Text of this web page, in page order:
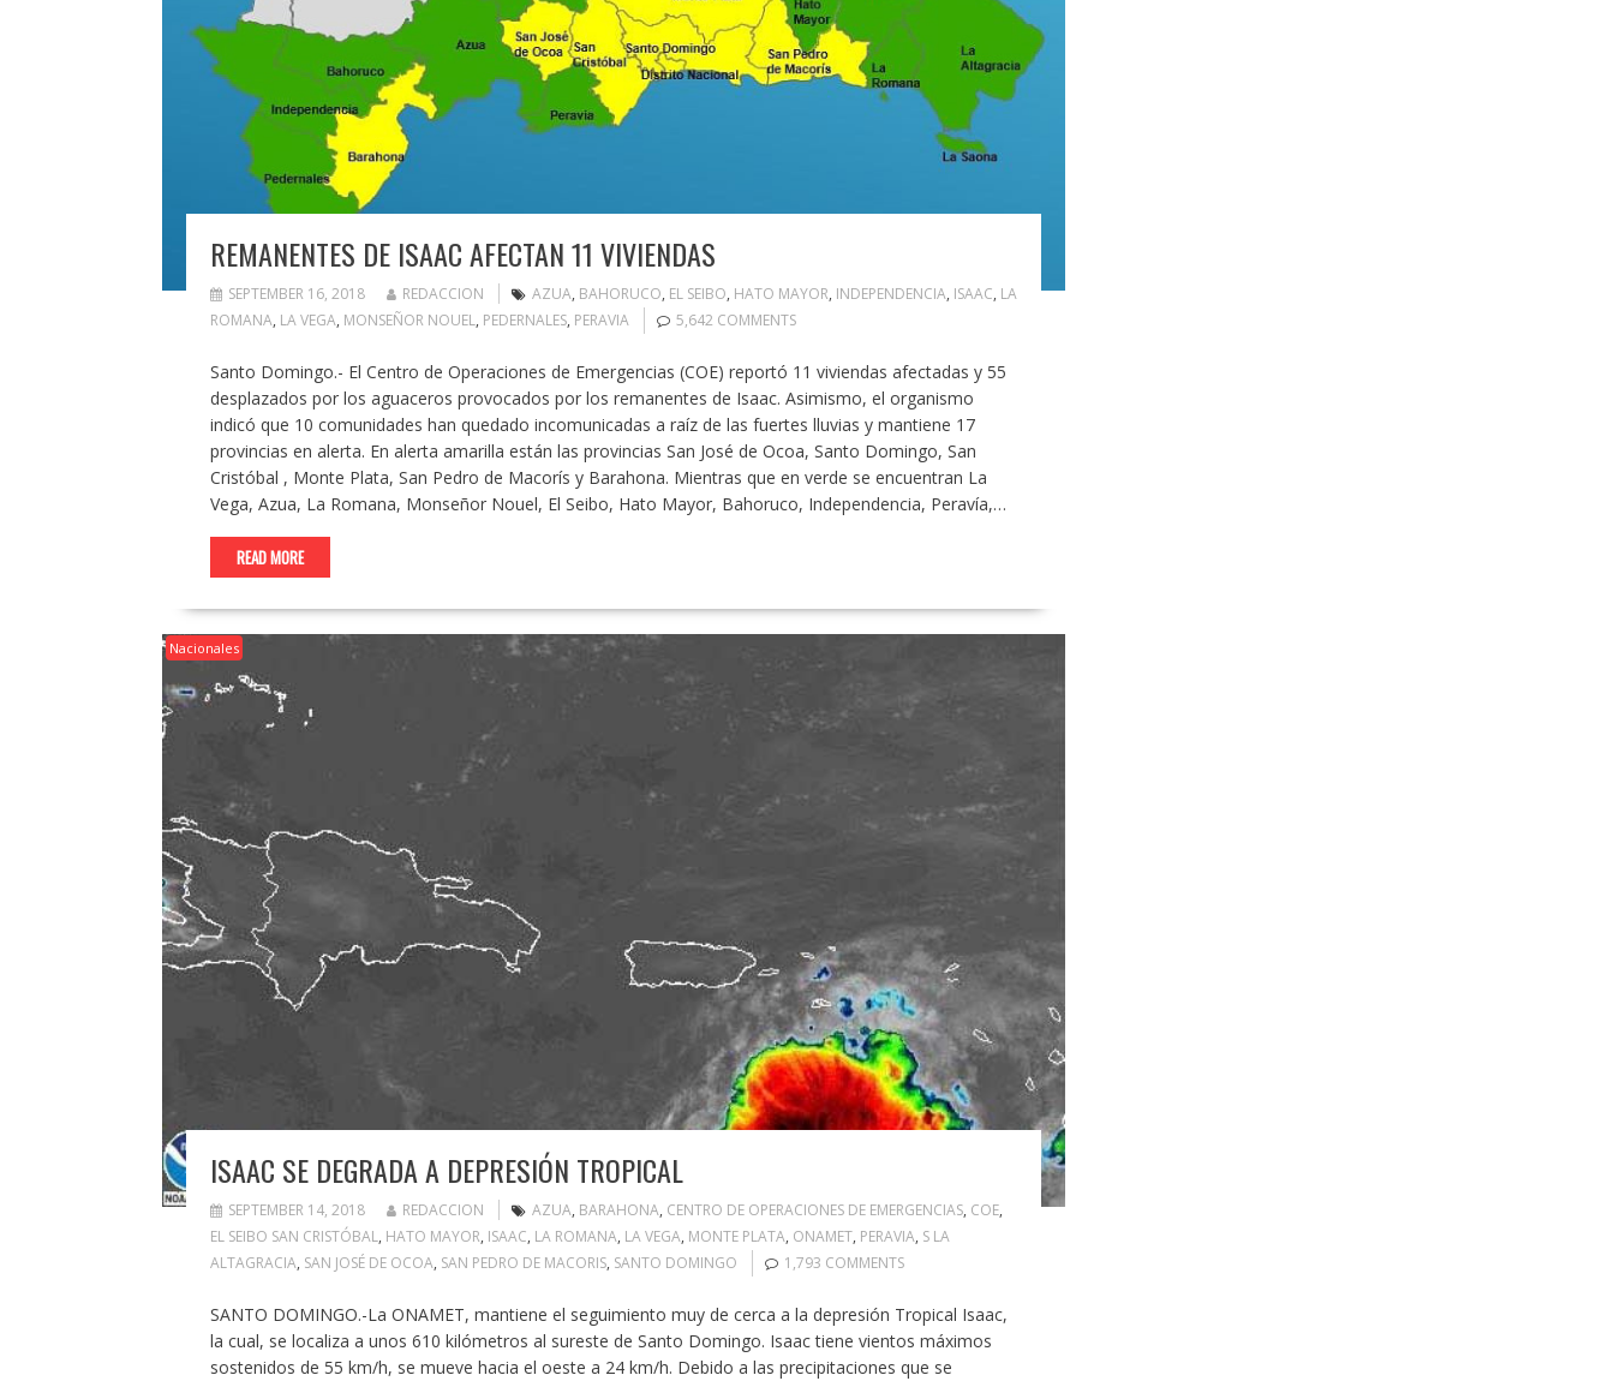
REMANENTES DE ISAAC AFECTAN 11 VIVIENDAS
SEPTEMBER 16, 2018 REDACCION AZUA, BAHORUCO, EL SEIBO, HATO MAYOR, INDEPENDENCIA, ISAAC, LA
ROMANA, LA VEGA, MONSEÑOR NOUEL, PEDERNALES, PERAVIA 5,642 COMMENTS
Santo Domingo.- El Centro de Operaciones de Emergencias (COE) reportó 11 viviendas afectadas y 55
desplazados por los aguaceros provocados por los remanentes de Isaac. Asimismo, el organismo
indicó que 10 comunidades han quedado incomunicadas a raíz de las fuertes lluvias y mantiene 17
provincias en alerta. En alerta amarilla están las provincias San José de Ocoa, Santo Domingo, San
Cristóbal , Monte Plata, San Pedro de Macorís y Barahona. Mientras que en verde se encuentran La
Vega, Azua, La Romana, Monseñor Nouel, El Seibo, Hato Mayor, Bahoruco, Independencia, Peravía,…
READ MORE
Nacionales
ISAAC SE DEGRADA A DEPRESIÓN TROPICAL
SEPTEMBER 14, 2018 REDACCION AZUA, BARAHONA, CENTRO DE OPERACIONES DE EMERGENCIAS, COE,
EL SEIBO SAN CRISTÓBAL, HATO MAYOR, ISAAC, LA ROMANA, LA VEGA, MONTE PLATA, ONAMET, PERAVIA, S LA
ALTAGRACIA, SAN JOSÉ DE OCOA, SAN PEDRO DE MACORIS, SANTO DOMINGO 1,793 COMMENTS
SANTO DOMINGO.-La ONAMET, mantiene el seguimiento muy de cerca a la depresión Tropical Isaac,
la cual, se localiza a unos 610 kilómetros al sureste de Santo Domingo. Isaac tiene vientos máximos
sostenidos de 55 km/h, se mueve hacia el oeste a 24 km/h. Debido a las precipitaciones que se